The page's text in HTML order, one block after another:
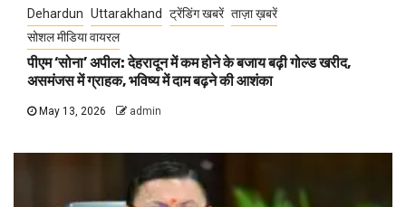
Dehardun Uttarakhand ट्रेंडिंग खबरें ताज़ा ख़बरें
सोशल मीडिया वायरल
पीएम ‘सोना’ अपील: देहरादून में कम होने के बजाय बढ़ी गोल्ड खरीद,
असमंजस में ग्राहक, भविष्य में दाम बढ़ने की आशंका
May 13, 2026 admin